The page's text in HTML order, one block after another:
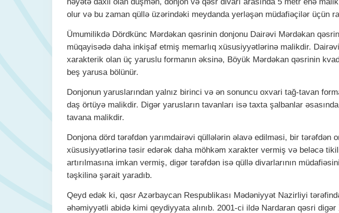
olur və bu zaman qüllə üzərindəki meydanda yerləşən müdafiəçilər üçün
Ümumilikdə Dördkünc Mərdəkan qəsrinin donjonu Dairəvi Mərdəkan
müqayisədə daha inkişaf etmiş memarlıq xüsusiyyətlərinə malikdir.
xarakterik olan üç yaruslu formanın əksinə, Böyük Mərdəkan qəsrinin
beş yarusa bölünür.
Donjonun yaruslarından yalnız birinci və ən sonuncu oxvari tağ-tavan
daş örtüyə malikdir. Digər yarusların tavanları isə taxta şalbanlar əsasında
tavana malikdir.
Donjona dörd tərəfdən yarımdairəvi qüllələrin əlavə edilməsi, bir tərəfdən
xüsusiyyətlərinə təsir edərək daha möhkəm xarakter vermiş və beləcə
artırılmasına imkan vermiş, digər tərəfdən isə qüllə divarlarının
təşkilinə şərait yaradıb.
Qeyd edək ki, qəsr Azərbaycan Respublikası Mədəniyyət Nazirliyi
əhəmiyyətli abidə kimi qeydiyyata alınıb. 2001-ci ildə Nardaran qəsri digər